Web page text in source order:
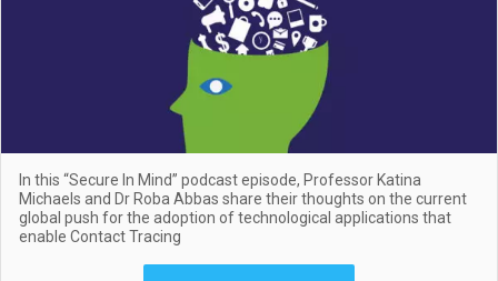
In this “Secure In Mind” podcast episode, Professor Katina
Michaels and Dr Roba Abbas share their thoughts on the current
global push for the adoption of technological applications that
enable Contact Tracing